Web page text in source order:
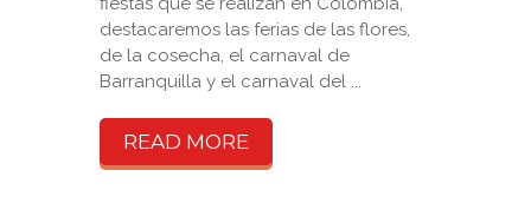
destacaremos las ferias de las flores,
de la cosecha, el carnaval de
Barranquilla y el carnaval del ...
READ MORE